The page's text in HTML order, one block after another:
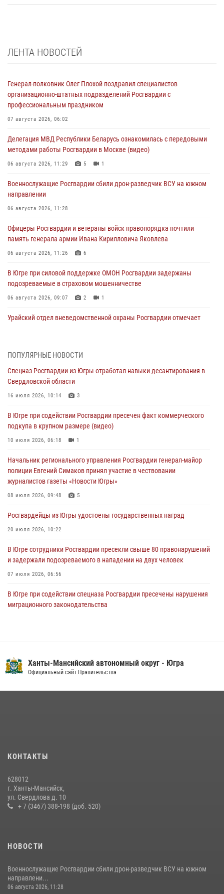
ЛЕНТА НОВОСТЕЙ
Генерал-полковник Олег Плохой поздравил специалистов
организационно-штатных подразделений Росгвардии с
профессиональным праздником
07 августа 2026, 06:02
Делегация МВД Республики Беларусь ознакомилась с передовыми
методами работы Росгвардии в Москве (видео)
06 августа 2026, 11:29 5 1
Военнослужащие Росгвардии сбили дрон-разведчик ВСУ на южном
направлении
06 августа 2026, 11:28
Офицеры Росгвардии и ветераны войск правопорядка почтили
память генерала армии Ивана Кирилловича Яковлева
06 августа 2026, 11:26 6
В Югре при силовой поддержке ОМОН Росгвардии задержаны
подозреваемые в страховом мошенничестве
06 августа 2026, 09:07 2 1
Урайский отдел вневедомственной охраны Росгвардии отмечает
генерала армии Ивана Яковлева
05 августа 2026, 11:31
нарушителей ПДД
05 августа 2026, 11:14
более 100 противоправных деяний за прошедшую неделю
05 августа 2026, 05:56
Генерал-полковник Юрий Аверин выступил на Всероссийском
04 августа 2026, 11:11 2
ПОПУЛЯРНЫЕ НОВОСТИ
Спецназ Росгвардии из Югры отработал навыки десантирования в
Свердловской области
16 июля 2026, 10:14 3
В Югре при содействии Росгвардии пресечен факт коммерческого
подкупа в крупном размере (видео)
10 июля 2026, 06:18 1
Начальник регионального управления Росгвардии генерал-майор
полиции Евгений Симаков принял участие в чествовании
журналистов газеты «Новости Югры»
08 июля 2026, 09:48 5
Росгвардейцы из Югры удостоены государственных наград
20 июля 2026, 10:22
В Югре сотрудники Росгвардии пресекли свыше 80 правонарушений
и задержали подозреваемого в нападении на двух человек
07 июля 2026, 06:56
В Югре при содействии спецназа Росгвардии пресечены нарушения
миграционного законодательства
08 июля 2026, 09:04
18 июля 2026, 11:25
тематические встречи с молодежью
29 июля 2026, 09:54
Ханты-Мансийский автономный округ - Югра
Официальный сайт Правительства
КОНТАКТЫ
628012
г. Ханты-Мансийск,
ул. Свердлова д. 10
+ 7 (3467) 388-198 (доб. 520)
НОВОСТИ
Военнослужащие Росгвардии сбили дрон-разведчик ВСУ на южном
направлени...
06 августа 2026, 11:28